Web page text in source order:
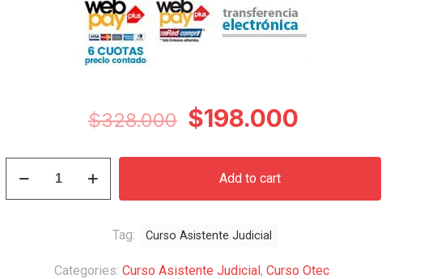
$328.000 Original
was:
$328.000.
$198.000
is:
Asistente
Judicial
Add to cart
Categories: Curso Asistente Judicial, Curso Otec
Tag: Curso Asistente Judicial